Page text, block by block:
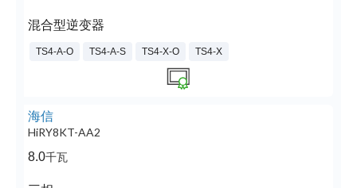
混合型逆变器
TS4-A-O TS4-A-S TS4-X-O TS4-X
海信
HiRY8KT-AA2
8.0千瓦